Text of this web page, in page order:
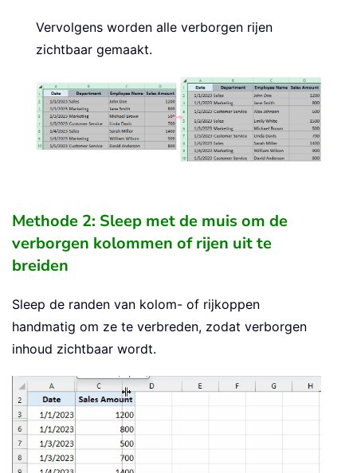
Vervolgens worden alle verborgen rijen
zichtbaar gemaakt.
Methode 2: Sleep met de muis om de
verborgen kolommen of rijen uit te
breiden
Sleep de randen van kolom- of rijkoppen
handmatig om ze te verbreden, zodat verborgen
inhoud zichtbaar wordt.